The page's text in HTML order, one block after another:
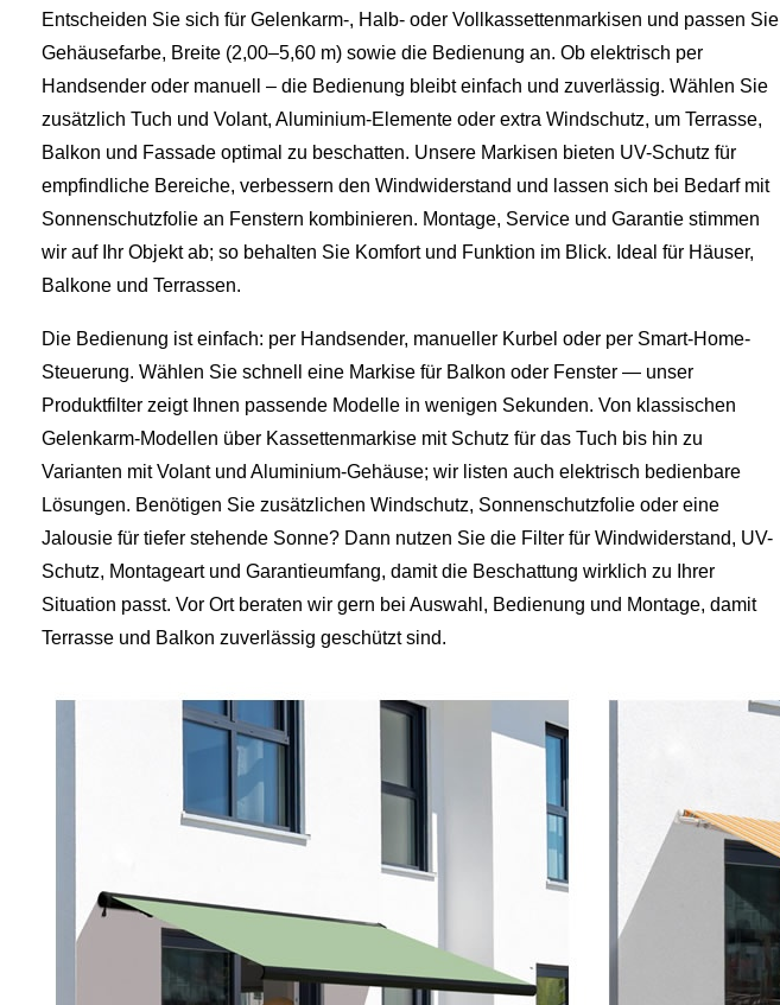
Entscheiden Sie sich für Gelenkarm-, Halb- oder Vollkassettenmarkisen und passen Sie
Gehäusefarbe, Breite (2,00–5,60 m) sowie die Bedienung an. Ob elektrisch per
Handsender oder manuell – die Bedienung bleibt einfach und zuverlässig. Wählen Sie
zusätzlich Tuch und Volant, Aluminium-Elemente oder extra Windschutz, um Terrasse,
Balkon und Fassade optimal zu beschatten. Unsere Markisen bieten UV-Schutz für
empfindliche Bereiche, verbessern den Windwiderstand und lassen sich bei Bedarf mit
Sonnenschutzfolie an Fenstern kombinieren. Montage, Service und Garantie stimmen
wir auf Ihr Objekt ab; so behalten Sie Komfort und Funktion im Blick. Ideal für Häuser,
Balkone und Terrassen.
Die Bedienung ist einfach: per Handsender, manueller Kurbel oder per Smart-Home-
Steuerung. Wählen Sie schnell eine Markise für Balkon oder Fenster — unser
Produktfilter zeigt Ihnen passende Modelle in wenigen Sekunden. Von klassischen
Gelenkarm-Modellen über Kassettenmarkise mit Schutz für das Tuch bis hin zu
Varianten mit Volant und Aluminium-Gehäuse; wir listen auch elektrisch bedienbare
Lösungen. Benötigen Sie zusätzlichen Windschutz, Sonnenschutzfolie oder eine
Jalousie für tiefer stehende Sonne? Dann nutzen Sie die Filter für Windwiderstand, UV-
Schutz, Montageart und Garantieumfang, damit die Beschattung wirklich zu Ihrer
Situation passt. Vor Ort beraten wir gern bei Auswahl, Bedienung und Montage, damit
Terrasse und Balkon zuverlässig geschützt sind.